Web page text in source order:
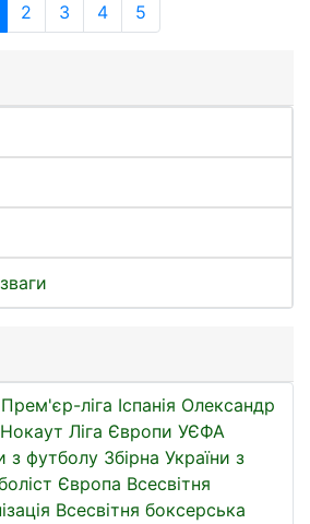
2 3 4 5
Прем'єр-ліга Іспанія Олександр
Нокаут Ліга Європи УЄФА
з футболу Збірна України з
Європа Всесвітня
Всесвітня боксерська